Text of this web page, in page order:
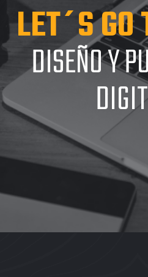
LET´S GO
DISEÑO Y